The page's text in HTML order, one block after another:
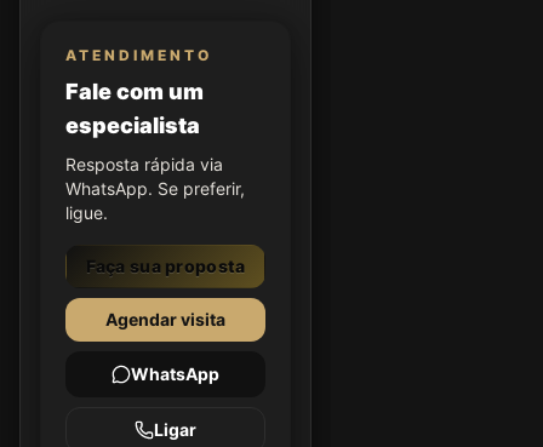
ATENDIMENTO
Fale com um
especialista
Resposta rápida via
WhatsApp. Se preferir,
ligue.
Faça sua proposta
Agendar visita
WhatsApp
Ligar